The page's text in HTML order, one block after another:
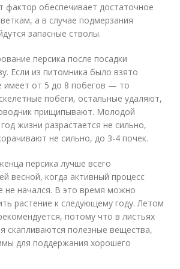
фактор обеспечивает достаточное
а в случае подмерзания
запасные стволы.
персика после посадки
Если из питомника было взято
имеет от 5 до 8 побегов — то
побеги, остальные удаляют,
прищипывают. Молодой
жизни разрастается не сильно,
не сильно, до 3-4 почек.
персика лучше всего
весной, когда активный процесс
не начался. В это время можно
растение к следующему году. Летом
потому что в листьях
скапливаются полезные вещества,
для поддержания хорошего